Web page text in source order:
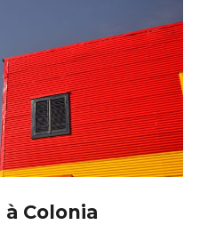
Colonia